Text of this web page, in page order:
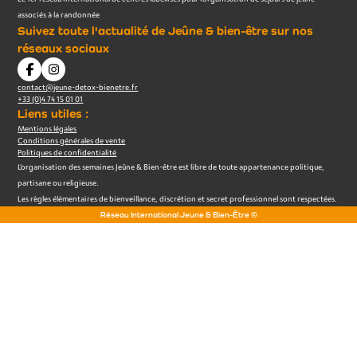
associés à la randonnée
Suivez toute l'actualité de Jeûne & bien-être sur nos
réseaux sociaux
contact@jeune-detox-bienetre.fr
+33 (0)4 74 15 01 01
Liens utiles :
Mentions légales
Conditions générales de vente
Politiques de confidentialité
L’organisation des semaines Jeûne & Bien-être est libre de toute appartenance politique,
partisane ou religieuse.
Les règles élémentaires de bienveillance, discrétion et secret professionnel sont respectées.
Réseau International Jeune & Bien-Être ©